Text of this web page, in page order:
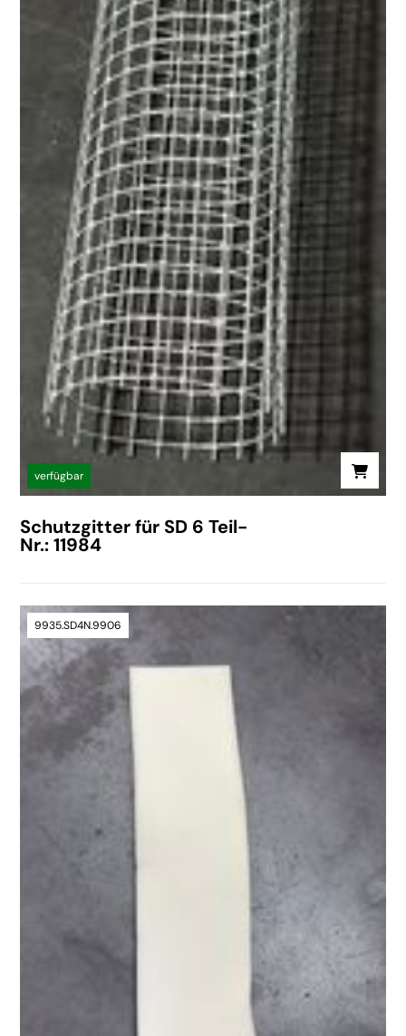
verfügbar
Schutzgitter für SD 6 Teil-
Nr.: 11984
9935.SD4N.9906